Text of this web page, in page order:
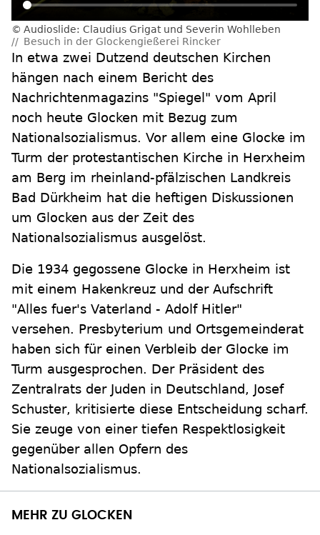
Audioslide: Claudius Grigat und Severin Wohlleben
Besuch in der Glockengießerei Rincker
In etwa zwei Dutzend deutschen Kirchen
hängen nach einem Bericht des
Nachrichtenmagazins "Spiegel" vom April
noch heute Glocken mit Bezug zum
Nationalsozialismus. Vor allem eine Glocke im
Turm der protestantischen Kirche in Herxheim
am Berg im rheinland-pfälzischen Landkreis
Bad Dürkheim hat die heftigen Diskussionen
um Glocken aus der Zeit des
Nationalsozialismus ausgelöst.
Die 1934 gegossene Glocke in Herxheim ist
mit einem Hakenkreuz und der Aufschrift
"Alles fuer's Vaterland - Adolf Hitler"
versehen. Presbyterium und Ortsgemeinderat
haben sich für einen Verbleib der Glocke im
Turm ausgesprochen. Der Präsident des
Zentralrats der Juden in Deutschland, Josef
Schuster, kritisierte diese Entscheidung scharf.
Sie zeuge von einer tiefen Respektlosigkeit
gegenüber allen Opfern des
Nationalsozialismus.
MEHR ZU GLOCKEN